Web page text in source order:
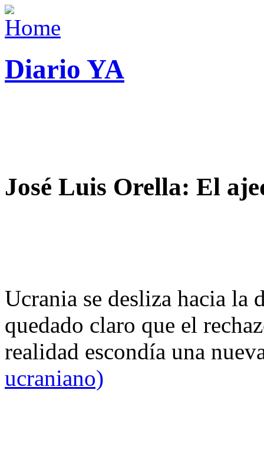
Diario YA
José Luis Orella: El
Ucrania se desliza hacia
quedado claro que el
realidad escondía una
ucraniano)